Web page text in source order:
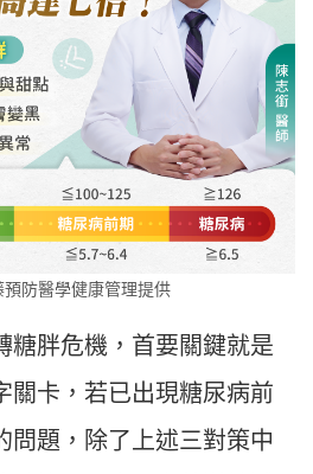
預防醫學健康管理提供
糖胖危機，首要關鍵就是
關卡，若已出現糖尿病前
問題，除了上述三對策中